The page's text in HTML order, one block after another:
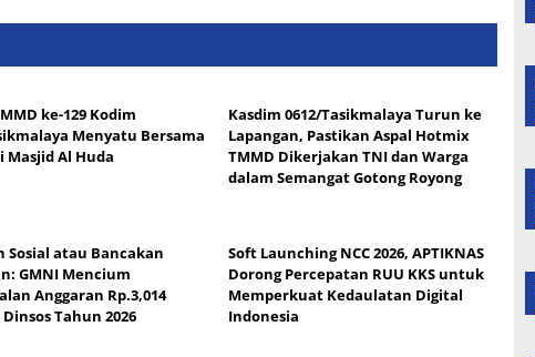
ke-129 Kodim
Menyatu Bersama
Masjid Al Huda
Kasdim 0612/Tasikmalaya Turun ke
Lapangan, Pastikan Aspal Hotmix
TMMD Dikerjakan TNI dan Warga
dalam Semangat Gotong Royong
Sosial atau Bancakan
GMNI Mencium
Anggaran Rp.3,014
Tahun 2026
Soft Launching NCC 2026, APTIKNAS
Dorong Percepatan RUU KKS untuk
Memperkuat Kedaulatan Digital
Indonesia